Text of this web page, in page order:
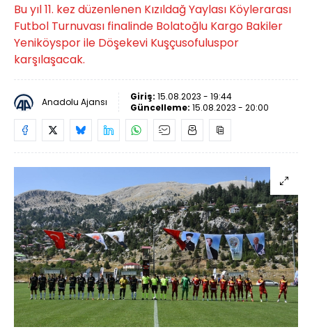
Bu yıl 11. kez düzenlenen Kızıldağ Yaylası Köylerarası
Futbol Turnuvası finalinde Bolatoğlu Kargo Bakiler
Yeniköyspor ile Döşekevi Kuşçusofuluspor
karşılaşacak.
Anadolu Ajansı Giriş: 15.08.2023 - 19:44
Güncelleme: 15.08.2023 - 20:00